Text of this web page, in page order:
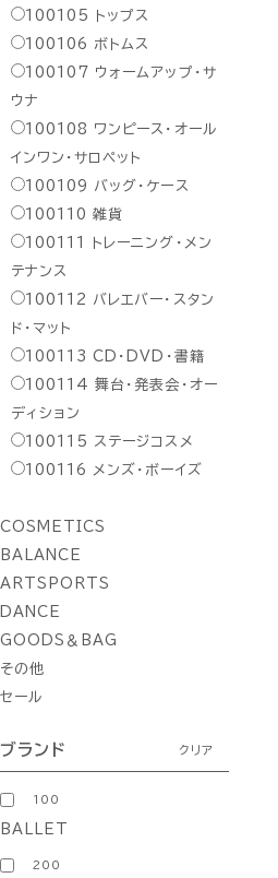
100105
トップス
100106
ボトムス
100107
ウォームアップ・サ
ウナ
100108
ワンピース・オール
インワン・サロペット
100109
バッグ・ケース
100110 雑貨
100111
トレーニング・メン
テナンス
100112
バレエバー・スタン
ド・マット
100113 CD・DVD・書籍
100114 舞台・発表会・オー
ディション
100115
ステージコスメ
100116
メンズ・ボーイズ
COSMETICS
BALANCE
ARTSPORTS
DANCE
GOODS＆BAG
その他
セール
ブランド クリア
100
BALLET
200